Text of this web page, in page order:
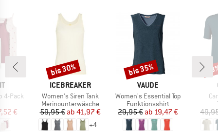
4-Pack
Preis
€
MARKE
ICEBREAKER
Artikel
Women's Siren Tank
Produktgruppe
Merinounterwäsche
Preis
59,95 € reduzierter Preis
ab 41,97 €
+4
Rabatt
bis 30%
MARKE
VAUDE
Artikel
Women's Essential Top
Produktgruppe
Funktionsshirt
Preis
29,95 € reduzierter Preis
ab 19,47 €
Rabatt
bis 35%